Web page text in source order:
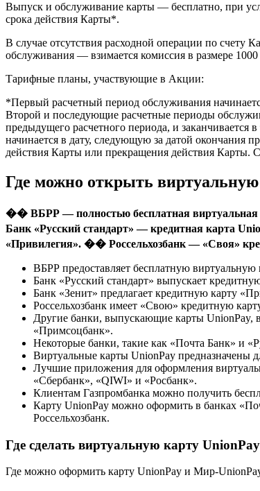
Выпуск и обслуживание карты — бесплатно, при
срока действия Карты*.
В случае отсутствия расходной операции по счету
обслуживания — взимается комиссия в размере
Тарифные планы, участвующие в Акции:
*Первый расчетный период обслуживания
Второй и последующие расчетные периоды
предыдущего расчетного периода, и
начинается в дату, следующую за датой окончания
действия Карты или прекращения действия
Где можно открыть
�� ВБРР — полностью бесплатная
Банк «Русский стандарт» — кредитная карта
«Привилегия». �� Россельхозбанк — «Своя»
ВБРР предоставляет бесплатную
Банк «Русский стандарт» выпускает
Банк «Зенит» предлагает кредитную карту
Россельхозбанк имеет «Свою» кредитную
Другие банки, выпускающие карты UnionPay,
«Примсоцбанк».
Некоторые банки, такие как «Почта Банк» и
Виртуальные карты UnionPay предназначены
Лучшие приложения для оформления
«Сбербанк», «QIWI» и «Росбанк».
Клиентам Газпромбанка можно получить
Карту UnionPay можно оформить в банках
Россельхозбанк.
Где сделать виртуальную карту UnionPay
Где можно оформить карту UnionPay и Мир-